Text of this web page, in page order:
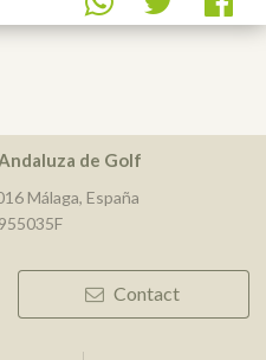
de Golf
Málaga, España
Contact